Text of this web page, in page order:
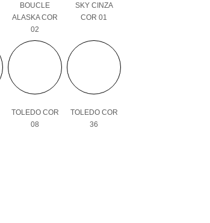
BOUCLE
ALASKA COR
02
SKY CINZA
COR 01
TOLEDO COR
08
TOLEDO COR
36